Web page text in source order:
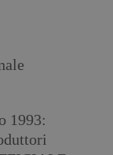
1993: